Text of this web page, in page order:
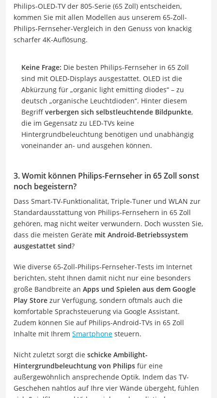
Philips-OLED-TV der 805-Serie (65 Zoll) entscheiden,
kommen Sie mit allen Modellen aus unserem 65-Zoll-
Philips-Fernseher-Vergleich in den Genuss von knackig
scharfer 4K-Auflösung.
Keine Frage: Die besten Philips-Fernseher in 65 Zoll
sind mit OLED-Displays ausgestattet. OLED ist die
Abkürzung für „organic light emitting diodes“ – zu
deutsch „organische Leuchtdioden“. Hinter diesem
Begriff verbergen sich selbstleuchtende Bildpunkte,
die im Gegensatz zu LED-TVs keine
Hintergrundbeleuchtung benötigen und unabhängig
voneinander an- und ausgehen können.
3. Womit können Philips-Fernseher in 65 Zoll sonst
noch begeistern?
Dass Smart-TV-Funktionalität, Triple-Tuner und WLAN zur
Standardausstattung von Philips-Fernsehern in 65 Zoll
gehören, mag nicht weiter verwundern. Doch wussten Sie,
dass die meisten Geräte mit Android-Betriebssystem
ausgestattet sind?
Wie diverse 65-Zoll-Philips-Fernseher-Tests im Internet
berichten, steht Ihnen damit nicht nur eine besonders
große Bandbreite an Apps und Spielen aus dem Google
Play Store zur Verfügung, sondern oftmals auch die
komfortable Sprachsteuerung via Google Assistant.
Zudem können Sie auf Philips-Android-TVs in 65 Zoll
Inhalte mit Ihrem Smartphone steuern.
Nicht zuletzt sorgt die schicke Ambilight-
Hintergrundbeleuchtung von Philips für eine
außergewöhnlich ansprechende Optik. Indem das TV-
Geschehen nahtlos auf Ihre vier Wände übergeht, fühlen